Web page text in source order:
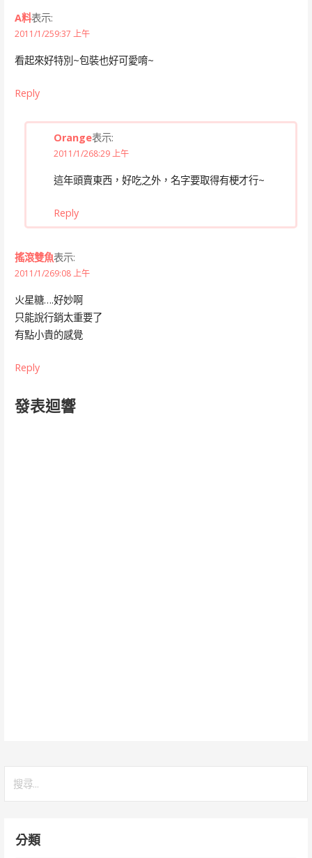
A料表示:
2011/1/259:37 上午
看起來好特別~包裝也好可愛唷~
Reply
Orange表示:
2011/1/268:29 上午
這年頭賣東西，好吃之外，名字要取得有梗才行~
Reply
搖滾雙魚表示:
2011/1/269:08 上午
火星糖….好妙啊
只能說行銷太重要了
有點小貴的感覺
Reply
發表迴響
字:分類